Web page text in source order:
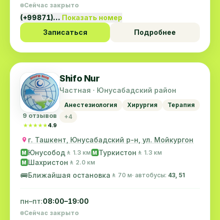
Сейчас закрыто
(+99871)… Показать номер
Записаться
Подробнее
9 отзывов
★★★★★
★★★★★4.9
Shifo Nur
Частная · Юнусабадский район
Анестезиология Хирургия
Терапия
+4
г. Ташкент, Юнусабадский р-н, ул. Мойкургон
M Юнусобод 🚶 1.3 км M Туркистон 🚶 1.3 км
M Шахристон 🚶 2.0 км
🚌Ближайшая остановка 🚶 70 м· автобусы: 43, 51
пн–пт:08:00–19:00
Сейчас закрыто